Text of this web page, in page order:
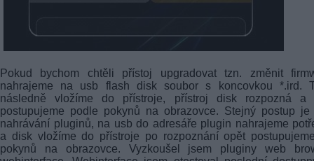
Pokud bychom chtěli přístoj upgradovat tzn. změnit
nahrajeme na usb flash disk soubor s koncovkou *.ird.
následně vložíme do přístroje, přístroj disk rozpozná a
postupujeme podle pokynů na obrazovce. Stejný postup
nahrávání pluginů, na usb do adresáře plugin nahrajeme
a disk vložíme do přístroje po rozpoznání opět
pokynů na obrazovce. Vyzkoušel jsem pluginy web